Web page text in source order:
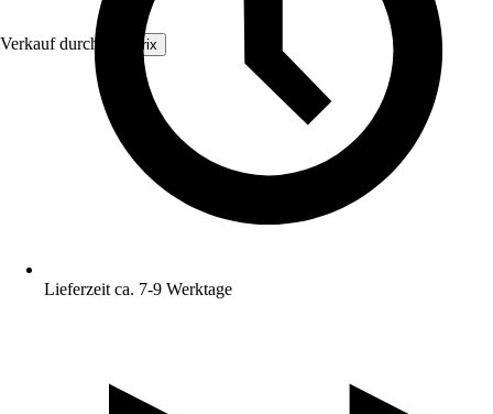
Verkauf durch: Arborix
Lieferzeit ca. 7-9 Werktage